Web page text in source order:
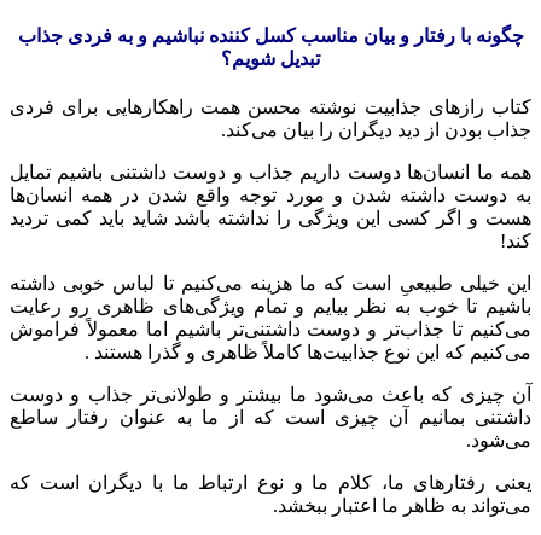
چگونه با رفتار و بیان مناسب کسل کننده نباشیم و به فردی جذاب
تبدیل شویم؟
کتاب رازهای جذابیت نوشته محسن همت راهکارهایی برای فردی
جذاب بودن از دید دیگران را بیان می‌کند.
همه ما انسان‌ها دوست داریم جذاب و دوست داشتنی باشیم تمایل
به دوست داشته شدن و مورد توجه واقع شدن در همه انسان‌ها
هست و اگر کسی این ویژگی را نداشته باشد شاید باید کمی تردید
کند!
این خیلی طبیعیِ است که ما هزینه می‌کنیم تا لباس خوبی داشته
باشیم تا خوب به نظر بیایم و تمام ویژگی‌های ظاهری رو رعایت
می‌کنیم تا جذاب‌تر و دوست داشتنی‌تر باشیم اما معمولاً فراموش
می‌کنیم که این نوع جذابیت‌ها کاملاً ظاهری و گذرا هستند .
آن چیزی که باعث می‌شود ما بیشتر و طولانی‌تر جذاب و دوست
داشتنی بمانیم آن چیزی است که از ما به عنوان رفتار ساطع
می‌شود.
یعنی رفتارهای ما، کلام ما و نوع ارتباط ما با دیگران است که
می‌تواند به ظاهر ما اعتبار ببخشد.